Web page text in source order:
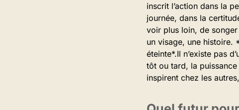
inscrit l’action dans la
journée, dans la
voir plus loin, de songer
un visage, une histoire.
éteinte*.Il n’existe pas
tôt ou tard, la
inspirent chez les